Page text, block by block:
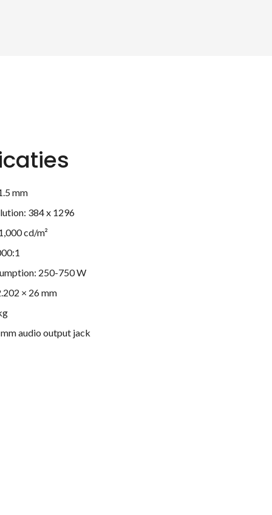
mm
384 x 1296
cd/m²
250-750 W
× 26 mm
mm audio output jack